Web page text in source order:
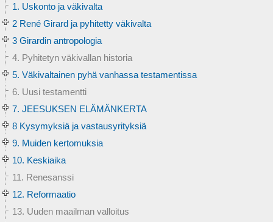
1. Uskonto ja väkivalta
2 René Girard ja pyhitetty väkivalta
3 Girardin antropologia
4. Pyhitetyn väkivallan historia
5. Väkivaltainen pyhä vanhassa testamentissa
6. Uusi testamentti
7. JEESUKSEN ELÄMÄNKERTA
8 Kysymyksiä ja vastausyrityksiä
9. Muiden kertomuksia
10. Keskiaika
11. Renesanssi
12. Reformaatio
13. Uuden maailman valloitus